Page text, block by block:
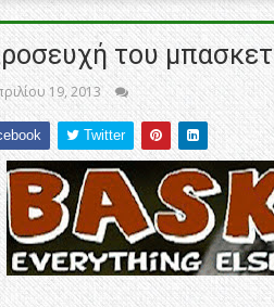
του
19, 2013
Twitter